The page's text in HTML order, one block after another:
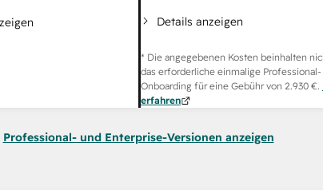
Details anzeigen
* Die angegebenen Kosten beinhalten
das erforderliche einmalige Professional-
Onboarding für eine Gebühr von 2.930 €.
erfahren
Professional- und Enterprise-Versionen anzeigen